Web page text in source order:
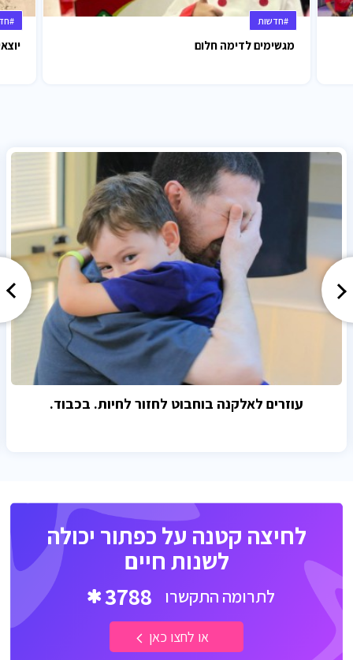
#חדשות
מגשימים לדימה חלום
עוזרים לאלקנה בוחבוט לחזור לחיות. בכבוד.
לחיצה קטנה על כפתור יכולה
לשנות חיים
לתרומה התקשרו 3788
או לחצו כאן